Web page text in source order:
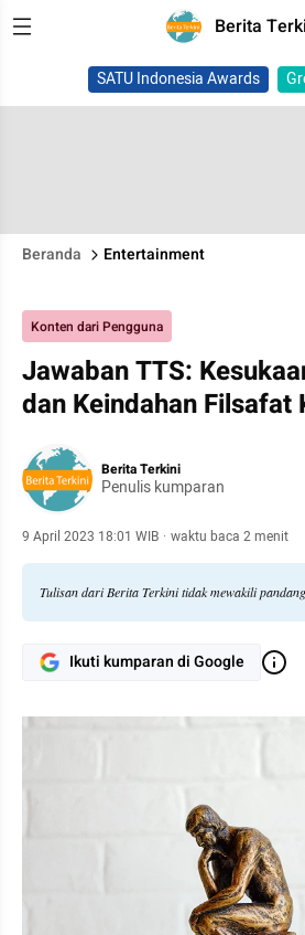
Berita
SATU Indonesia Awards
Beranda Entertainment
Konten dari Pengguna
Jawaban TTS:
dan Keindahan Filsafat
Berita Terkini
Penulis kumparan
9 April 2023 18:01 WIB · waktu baca 2 menit
Tulisan dari Berita Terkini tidak mewakili
Ikuti kumparan di Google